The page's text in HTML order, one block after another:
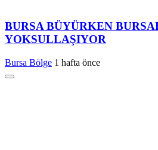
BURSA BÜYÜRKEN
YOKSULLAŞIYOR
Bursa Bölge 1 hafta önce